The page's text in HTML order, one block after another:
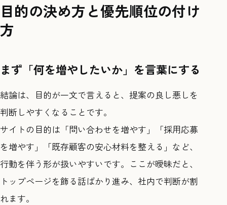
目的の決め方と優先順位の付け
方
まず「何を増やしたいか」を言葉にする
結論は、目的が一文で言えると、提案の良し悪しを
判断しやすくなることです。
サイトの目的は「問い合わせを増やす」「採用応募
を増やす」「既存顧客の安心材料を整える」など、
行動を伴う形が扱いやすいです。ここが曖昧だと、
トップページを飾る話ばかり進み、社内で判断が割
れます。